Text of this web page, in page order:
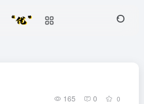
165 0 0